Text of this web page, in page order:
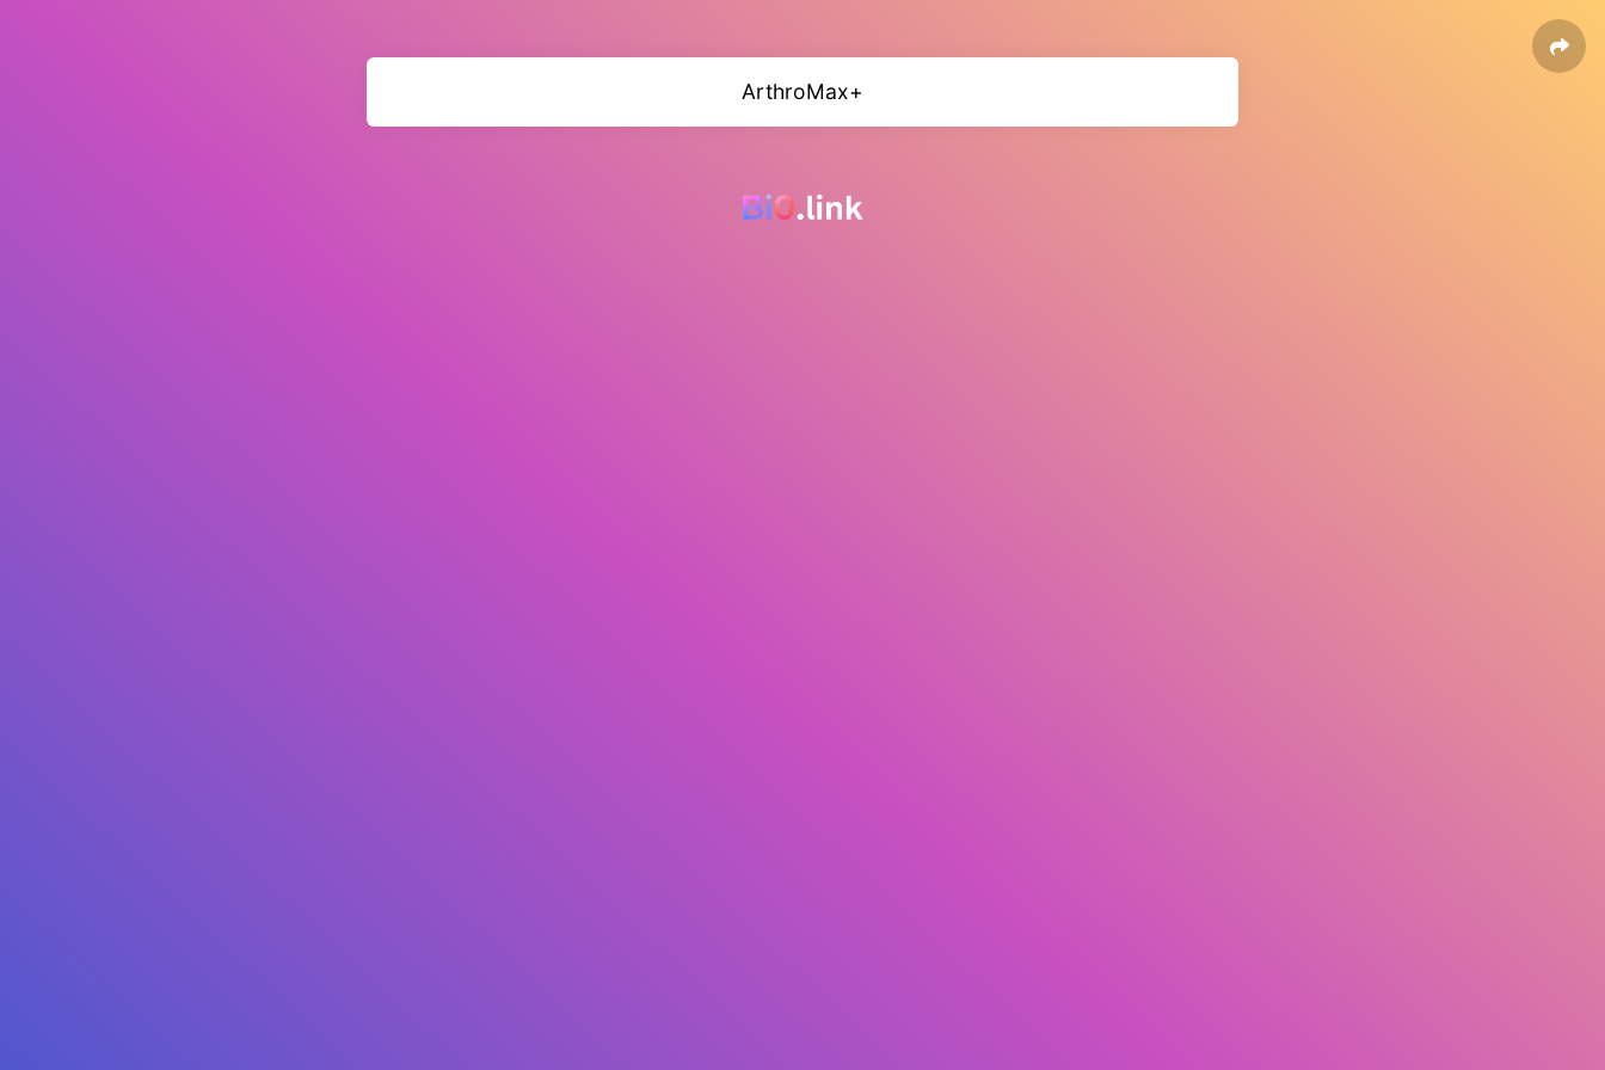
ArthroMax+